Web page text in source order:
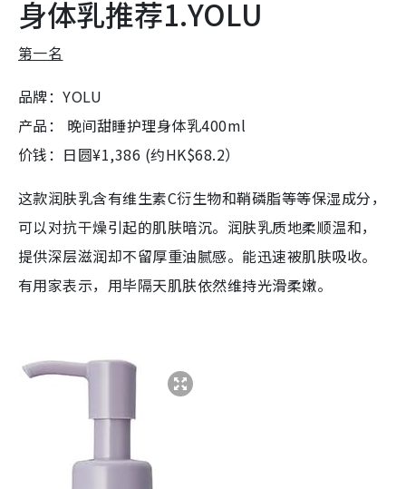
身体乳推荐1.YOLU
第一名
品牌：YOLU
产品： 晚间甜睡护理身体乳400ml
价钱：日圆¥1,386 (约HK$68.2）
这款润肤乳含有维生素C衍生物和鞘磷脂等等保湿成分，
可以对抗干燥引起的肌肤暗沉。润肤乳质地柔顺温和，
提供深层滋润却不留厚重油腻感。能迅速被肌肤吸收。
有用家表示，用毕隔天肌肤依然维持光滑柔嫩。